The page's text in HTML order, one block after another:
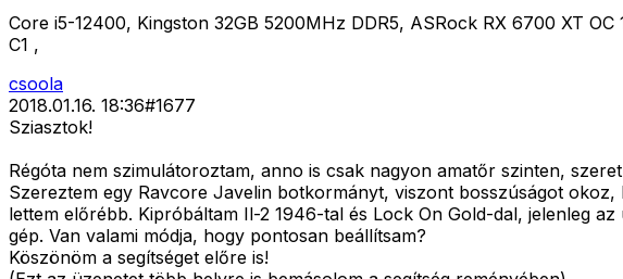
Core i5-12400, Kingston 32GB 5200MHz DDR5, ASRock RX 6700 XT
C1 ,
csoola
2018.01.16. 18:36#1677
Sziasztok!
Régóta nem szimulátoroztam, anno is csak nagyon amatőr szinten,
Szereztem egy Ravcore Javelin botkormányt, viszont bosszúságot
lettem előrébb. Kipróbáltam Il-2 1946-tal és Lock On Gold-dal, jelenleg
gép. Van valami módja, hogy pontosan beállítsam?
Köszönöm a segítséget előre is!